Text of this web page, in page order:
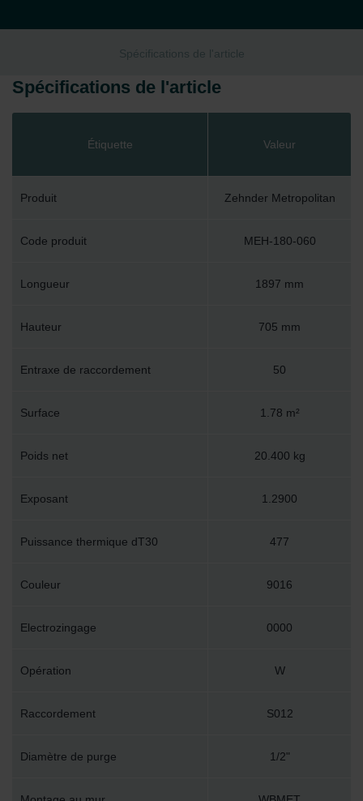
Spécifications de l'article
Spécifications de l'article
Étiquette Valeur
Produit Zehnder Metropolitan
Code produit MEH-180-060
Longueur 1897 mm
Hauteur 705 mm
Entraxe de raccordement 50
Surface 1.78 m²
Poids net 20.400 kg
Exposant 1.2900
Puissance thermique dT30 477
Couleur 9016
Electrozingage 0000
Opération W
Raccordement S012
Diamètre de purge 1/2"